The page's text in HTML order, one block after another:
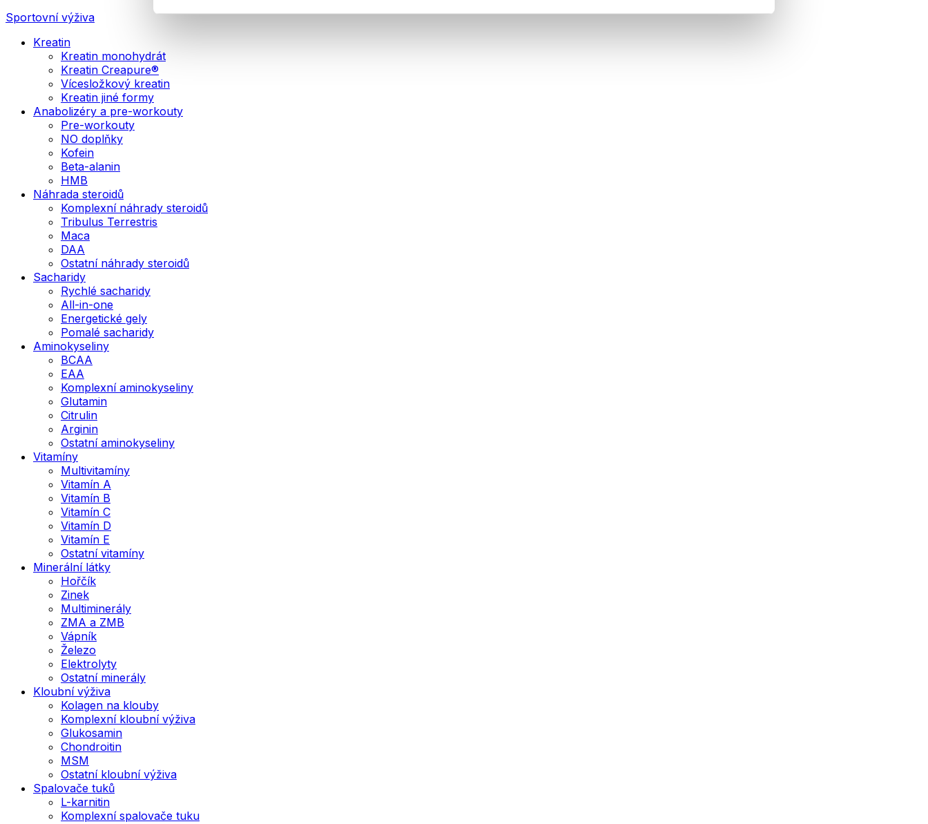
Sportovní výživa
Kreatin
Kreatin monohydrát
Kreatin Creapure®
Vícesložkový kreatin
Kreatin jiné formy
Anabolizéry a pre-workouty
Pre-workouty
NO doplňky
Kofein
Beta-alanin
HMB
Náhrada steroidů
Komplexní náhrady steroidů
Tribulus Terrestris
Maca
DAA
Ostatní náhrady steroidů
Sacharidy
Rychlé sacharidy
All-in-one
Energetické gely
Pomalé sacharidy
Aminokyseliny
BCAA
EAA
Komplexní aminokyseliny
Glutamin
Citrulin
Arginin
Ostatní aminokyseliny
Vitamíny
Multivitamíny
Vitamín A
Vitamín B
Vitamín C
Vitamín D
Vitamín E
Ostatní vitamíny
Minerální látky
Hořčík
Zinek
Multiminerály
ZMA a ZMB
Vápník
Železo
Elektrolyty
Ostatní minerály
Kloubní výživa
Kolagen na klouby
Komplexní kloubní výživa
Glukosamin
Chondroitin
MSM
Ostatní kloubní výživa
Spalovače tuků
L-karnitin
Komplexní spalovače tuku